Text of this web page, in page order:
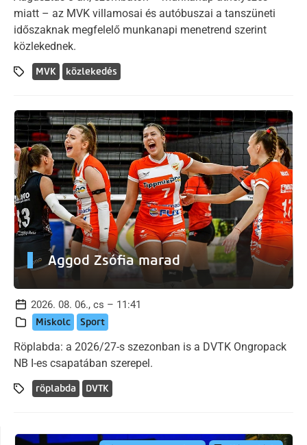
miatt – az MVK villamosai és autóbuszai a tanszüneti
időszaknak megfelelő munkanapi menetrend szerint
közlekednek.
MVK közlekedés
Aggod Zsófia marad
2026. 08. 06., cs – 11:41
Miskolc Sport
Röplabda: a 2026/27-s szezonban is a DVTK Ongropack
NB I-es csapatában szerepel.
röplabda DVTK